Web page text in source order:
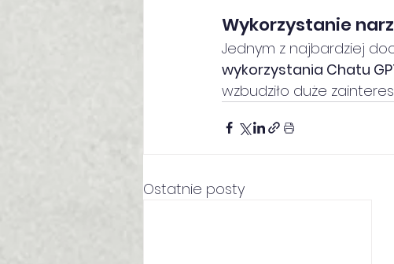
Wykorzystanie
Jednym z najbardziej
wykorzystania Chatu
wzbudziło duże
Ostatnie posty